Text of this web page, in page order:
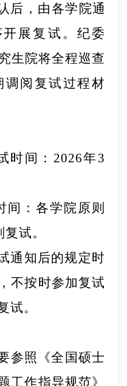
后，由各学院通
开展复试。纪委
生院将全程巡查
调阅复试过程材
时间： 2026年 3
间：各学院原则
试。
通知后的规定时
不按时参加复试
试。
参照《全国硕士
工作指导规范》